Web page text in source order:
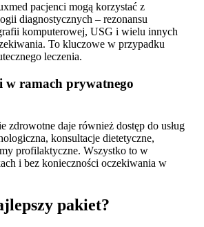
pacjenci mogą korzystać z
diagnostycznych – rezonansu
komputerowej, USG i wielu innych
To kluczowe w przypadku
leczenia.
w ramach prywatnego
zdrowotne daje również dostęp do usług
konsultacje dietetyczne,
profilaktyczne. Wszystko to w
i bez konieczności oczekiwania w
pakiet?